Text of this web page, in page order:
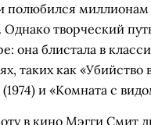
полюбился миллионам
Однако творческий
она блистала в
таких как «Убийство
и «Комната с
в кино Мэгги Смит